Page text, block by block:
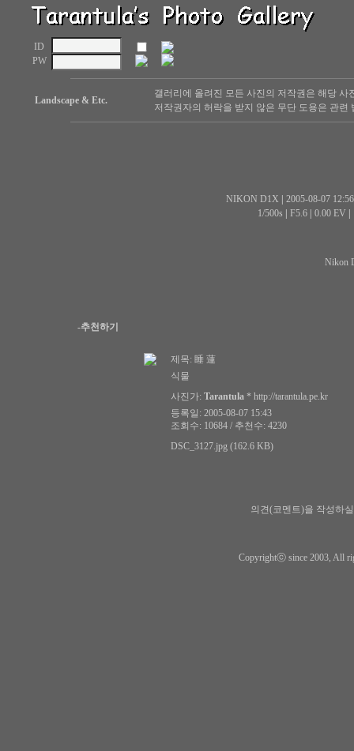
ID
PW
Landscape & Etc.
갤러리에 올려진 모든 사진의 저작권은 해당 사
저작권자의 허락을 받지 않은 무단 도용은 관련
NIKON D1X
2005-08-07
1/500s
F5.6| 0.00 EV
Nikon
-추천하기
제목: 睡 蓮
식물
사진가: Tarantula * http://tarantula.pe.kr
등록일: 2005-08-07 15:43
조회수: 10684 / 추천수: 4230
DSC_3127.jpg (162.6 KB)
의견(코멘트)을 작성하
Copyrightⓒ since 2003, All